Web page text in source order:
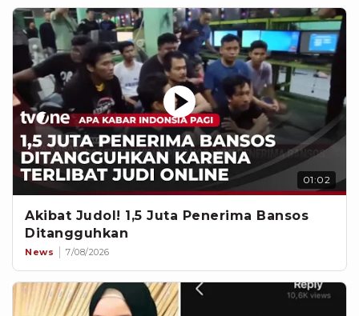
01:02
Akibat Judol! 1,5 Juta Penerima Bansos
Ditangguhkan
News 7/08/2026